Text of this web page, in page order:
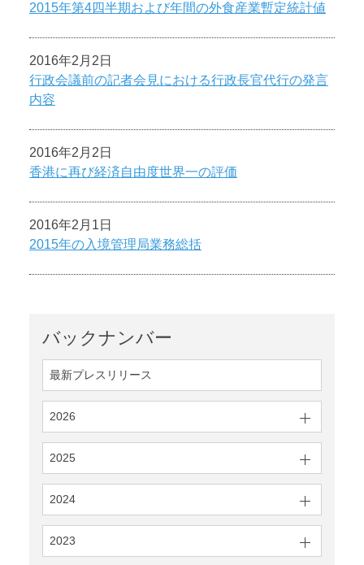
バックナンバー
最新プレスリリース
2026
2025
2024
2023
2015年第4四半期および年間の外食産業暫定統計値
2016年2月2日
行政会議前の記者会見における行政長官代行の発言
内容
2016年2月2日
香港に再び経済自由度世界一の評価
2016年2月1日
2015年の入境管理局業務総括